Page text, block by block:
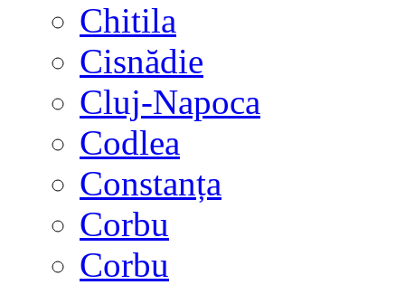
Chitila
Cisnădie
Cluj-Napoca
Codlea
Constanța
Corbu
Corbu